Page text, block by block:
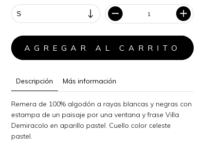
Descripción Más información
Remera de 100% algodón a rayas blancas y negras con
estampa de un paisaje por una ventana y frase Villa
Demiracolo en aparillo pastel. Cuello color celeste
pastel.